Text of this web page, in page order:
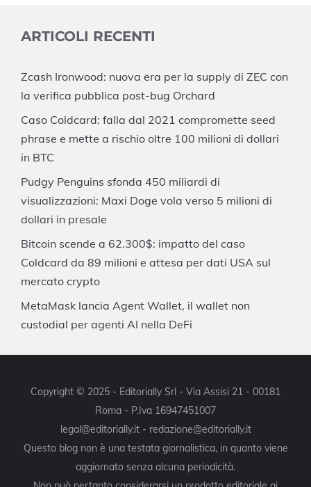
ARTICOLI RECENTI
Zcash Ironwood: nuova era per la supply di ZEC con
la verifica pubblica post-bug Orchard
Caso Coldcard: falla dal 2021 compromette seed
phrase e mette a rischio oltre 100 milioni di dollari
in BTC
Pudgy Penguins sfonda 450 miliardi di
visualizzazioni: Maxi Doge vola verso 5 milioni di
dollari in presale
Bitcoin scende a 62.300$: impatto del caso
Coldcard da 89 milioni e attesa per dati USA sul
mercato crypto
MetaMask lancia Agent Wallet, il wallet non
custodial per agenti AI nella DeFi
Copyright © 2025 - Editorially Srl - Via Assisi 21 - 00181
Roma - P.Iva 16947451007
legal@editorially.it - redazione@editorially.it
Questo blog non è una testata giornalistica, in quanto viene
aggiornato senza alcuna periodicità.